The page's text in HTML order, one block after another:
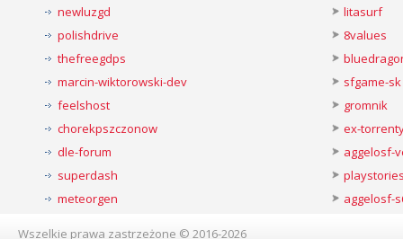
newluzgd
polishdrive
thefreegdps
marcin-wiktorowski-dev
feelshost
chorekpszczonow
dle-forum
superdash
meteorgen
litasurf
8values
sfgame-sk
gromnik
ex-
aggelosf-
aggelosf-
Wszelkie prawa zastrzeżone © 2016-2026